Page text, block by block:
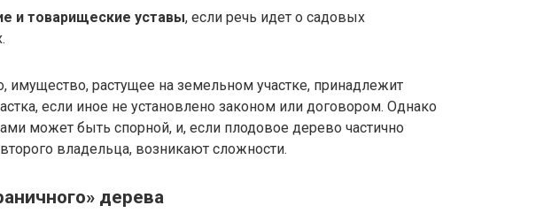
и товарищеские уставы, если речь идет о садовых
имущество, растущее на земельном участке, принадлежит
если иное не установлено законом или договором. Однако
может быть спорной, и, если плодовое дерево частично
владельца, возникают сложности.
дерева